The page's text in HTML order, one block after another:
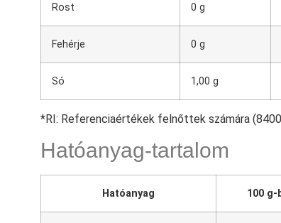
Rost 0 g
Fehérje 0 g
Só 1,00 g
*RI: Referenciaértékek felnőttek számára
Hatóanyag-tartalom
Hatóanyag 100 g-